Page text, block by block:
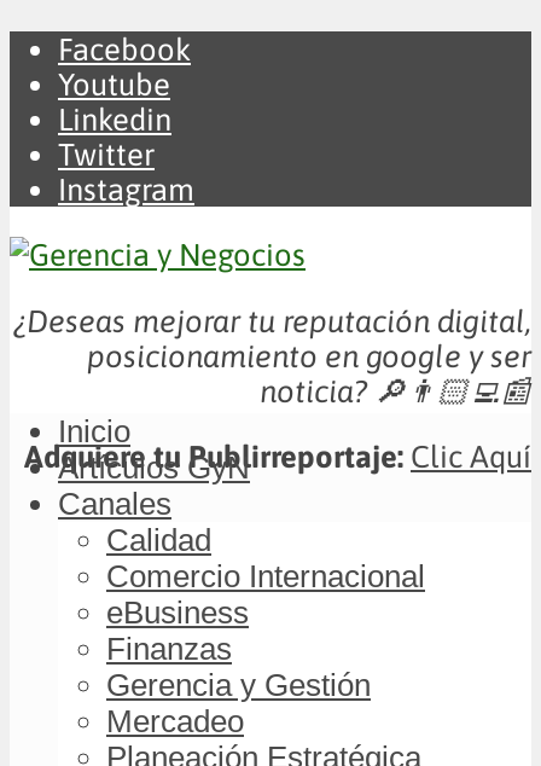
Facebook
Youtube
Linkedin
Twitter
Instagram
¿Deseas mejorar tu reputación digital,
posicionamiento en google y ser
noticia? 🔎👨🏻‍💻📰
Adquiere tu Publirreportaje: Clic Aquí
Inicio
Artículos GyN
Canales
Calidad
Comercio Internacional
eBusiness
Finanzas
Gerencia y Gestión
Mercadeo
Planeación Estratégica